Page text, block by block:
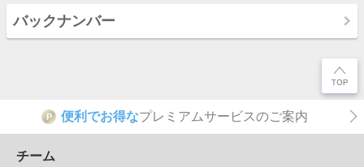
バックナンバー
P 便利でお得なプレミアムサービスのご案内
チーム